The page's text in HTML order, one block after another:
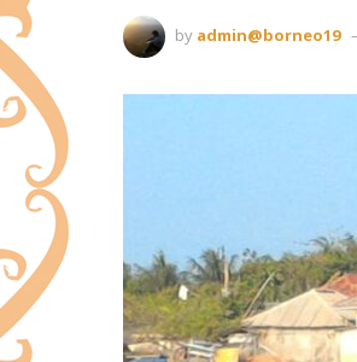
by admin@borneo19